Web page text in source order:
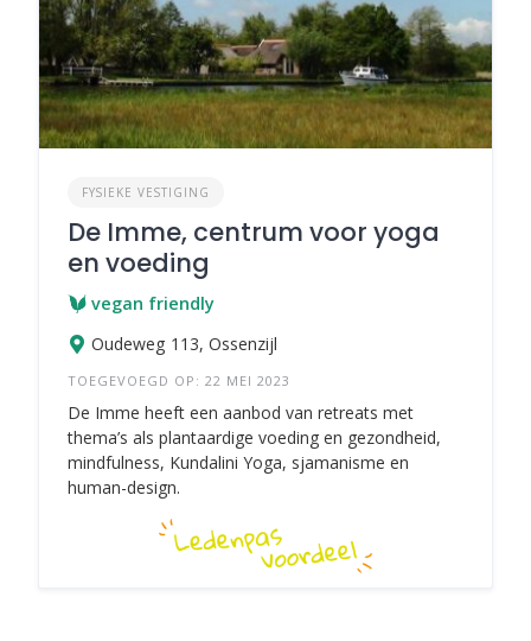
FYSIEKE VESTIGING
De Imme, centrum voor yoga
en voeding
vegan friendly
Oudeweg 113, Ossenzijl
TOEGEVOEGD OP: 22 MEI 2023
De Imme heeft een aanbod van retreats met
thema’s als plantaardige voeding en gezondheid,
mindfulness, Kundalini Yoga, sjamanisme en
human-design.